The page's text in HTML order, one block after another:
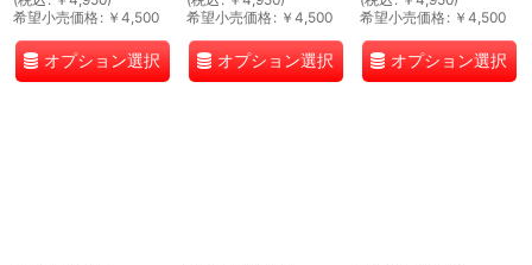
希望小売価格: ￥ 4,500
オプション選択
希望小売価格: ￥ 4,500
オプション選択
希望小売価格: ￥ 4,500
オプション選択